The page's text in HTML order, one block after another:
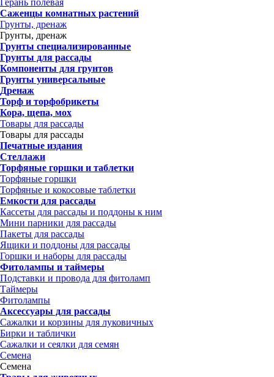
Герань полевая
Саженцы комнатных растений
Грунты, дренаж
Грунты, дренаж
Грунты специализированные
Грунты для рассады
Компоненты для грунтов
Грунты универсальные
Дренаж
Торф и торфобрикеты
Кора, щепа, мох
Товары для рассады
Товары для рассады
Печатные издания
Стеллажи
Торфяные горшки и таблетки
Торфяные горшки
Торфяные и кокосовые таблетки
Емкости для рассады
Кассеты для рассады и поддоны к ним
Мини парники для рассады
Пакеты для рассады
Ящики и поддоны для рассады
Горшки и наборы для рассады
Фитолампы и таймеры
Подставки и провода для фитоламп
Таймеры
Фитолампы
Аксессуары для рассады
Сажалки и корзины для луковичных
Бирки и таблички
Сажалки и сеялки для семян
Семена
Семена